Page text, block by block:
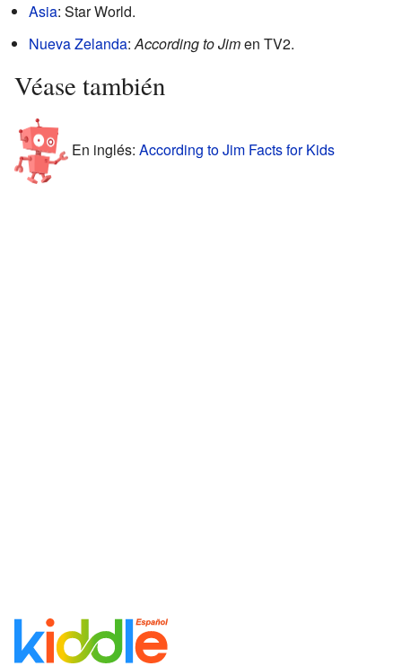
Asia: Star World.
Nueva Zelanda:According to Jimen TV2.
Véase también
En inglés: According to Jim Facts for Kids